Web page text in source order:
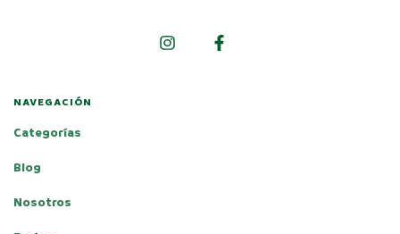
NAVEGACIÓN
Categorías
Blog
Nosotros